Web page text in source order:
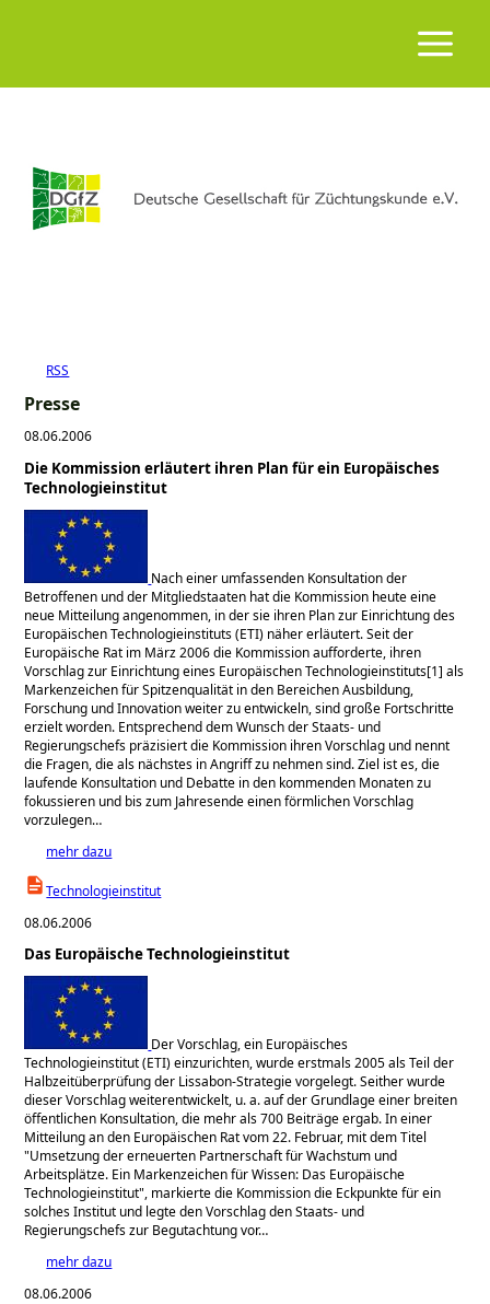
RSS
Presse
08.06.2006
Die Kommission erläutert ihren Plan für ein Europäisches
Technologieinstitut
Nach einer umfassenden Konsultation der
Betroffenen und der Mitgliedstaaten hat die Kommission heute eine
neue Mitteilung angenommen, in der sie ihren Plan zur Einrichtung des
Europäischen Technologieinstituts (ETI) näher erläutert. Seit der
Europäische Rat im März 2006 die Kommission aufforderte, ihren
Vorschlag zur Einrichtung eines Europäischen Technologieinstituts[1] als
Markenzeichen für Spitzenqualität in den Bereichen Ausbildung,
Forschung und Innovation weiter zu entwickeln, sind große Fortschritte
erzielt worden. Entsprechend dem Wunsch der Staats- und
Regierungschefs präzisiert die Kommission ihren Vorschlag und nennt
die Fragen, die als nächstes in Angriff zu nehmen sind. Ziel ist es, die
laufende Konsultation und Debatte in den kommenden Monaten zu
fokussieren und bis zum Jahresende einen förmlichen Vorschlag
vorzulegen…
mehr dazu
Technologieinstitut
08.06.2006
Das Europäische Technologieinstitut
Der Vorschlag, ein Europäisches
Technologieinstitut (ETI) einzurichten, wurde erstmals 2005 als Teil der
Halbzeitüberprüfung der Lissabon-Strategie vorgelegt. Seither wurde
dieser Vorschlag weiterentwickelt, u. a. auf der Grundlage einer breiten
öffentlichen Konsultation, die mehr als 700 Beiträge ergab. In einer
Mitteilung an den Europäischen Rat vom 22. Februar, mit dem Titel
Umsetzung der erneuerten Partnerschaft für Wachstum und
Arbeitsplätze. Ein Markenzeichen für Wissen: Das Europäische
Technologieinstitut , markierte die Kommission die Eckpunkte für ein
solches Institut und legte den Vorschlag den Staats- und
Regierungschefs zur Begutachtung vor…
mehr dazu
08.06.2006